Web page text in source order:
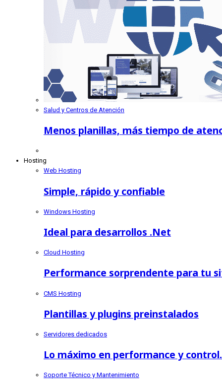
Salud y Centros de Atención
Menos planillas, más tiempo de
Hosting
Web Hosting
Simple, rápido y confiable
Windows Hosting
Ideal para desarrollos .Net
Cloud Hosting
Performance sorprendente para tu
CMS Hosting
Plantillas y plugins preinstalados
Servidores dedicados
Lo máximo en performance y control.
Soporte Técnico y Mantenimiento